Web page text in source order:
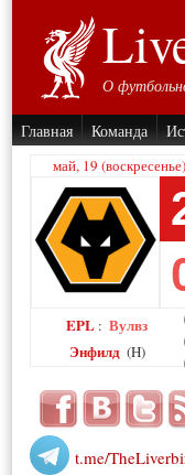
О
Главная Команда
май, 19 (воскресенье)
EPL : Вулвз
Энфилд (H)
t.me/